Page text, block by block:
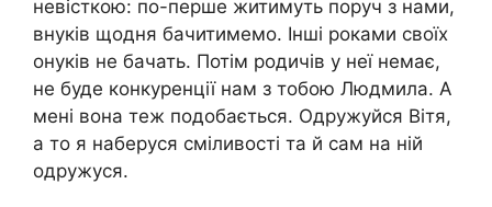
невісткою: по-перше житимуть поруч з нами,
внуків щодня бачитимемо. Інші роками своїх
онуків не бачать. Потім родичів у неї немає,
не буде конкуренції нам з тобою Людмила. А
мені вона теж подобається. Одружуйся Вітя,
а то я наберуся сміливості та й сам на ній
одружуся.